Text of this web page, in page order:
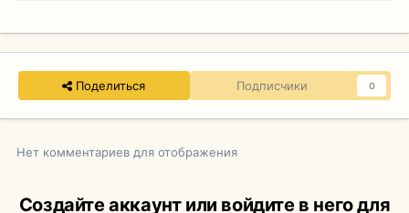
Поделиться Подписчики 0
Нет комментариев для отображения
Создайте аккаунт или войдите в него для